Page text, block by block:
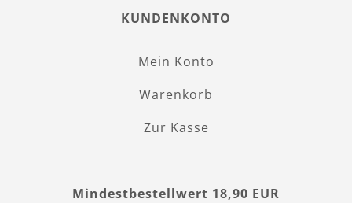
KUNDENKONTO
Mein Konto
Warenkorb
Zur Kasse
Mindestbestellwert 18,90 EUR